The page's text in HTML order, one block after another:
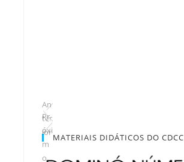
An
ter
ior
Pr
óxi
m
o
MATERIAIS DIDÁTICOS DO CDCC